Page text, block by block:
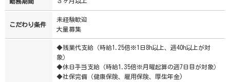
こだわり条件
未経験歓迎
大量募集
◆残業代支給（時給1.25倍※1日8h以上、週40h以上が対
象）
◆休日手当支給（時給1.35倍※月曜起算の週7日目が対象）
◆社保完備（健康保険、雇用保険、厚生年金)